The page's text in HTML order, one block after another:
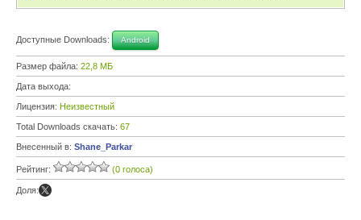
Доступные Downloads: Android
Размер файла: 22,8 МБ
Дата выхода:
Лицензия: Неизвестный
Total Downloads скачать: 67
Внесенный в: Shane_Parkar
Рейтинг: (0 голоса)
Доля: